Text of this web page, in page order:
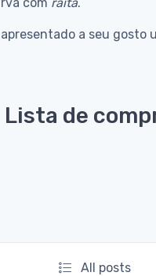
a seu gosto
Lista de
All posts